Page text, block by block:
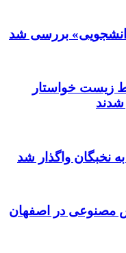
بررسی شد
زیست خواستار
مصنوعی در اصفهان